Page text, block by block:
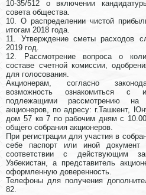
10-35/512 о включении
совета общества.
10. О распределении чистой
итогам 2018 года.
11. Утверждение сметы расходов
2019 год.
12. Рассмотрение вопроса о
составе счетной комиссии,
для голосования.
Акционерам, согласно
возможность ознакомиться с
подлежащими рассмотрению
акционеров, по адресу: г.Ташкент,
дом 57 кв 7 по рабочим дням с
общего собрания акционеров.
При регистрации для участия в
себе паспорт или иной документ
соответствии с действующим
Узбекистан, а представитель
оформленную доверенность.
Телефоны для получения
82.